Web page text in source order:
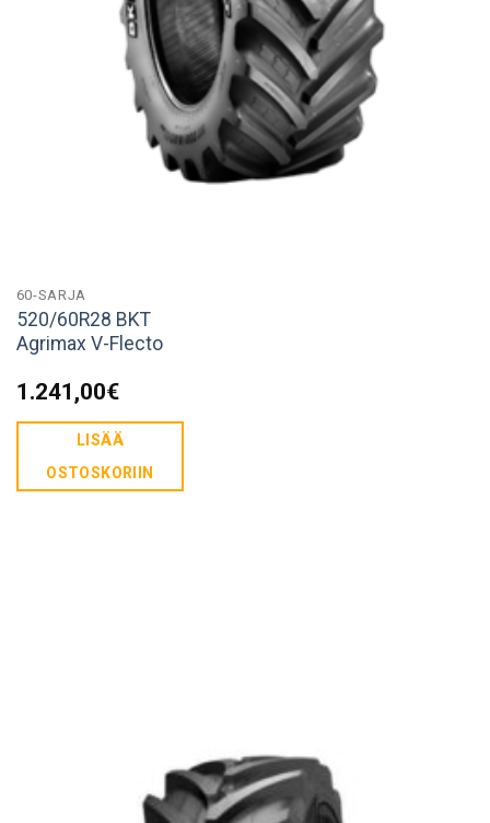
60-SARJA
520/60R28 BKT
Agrimax V-Flecto
1.241,00€
LISÄÄ
OSTOSKORIIN